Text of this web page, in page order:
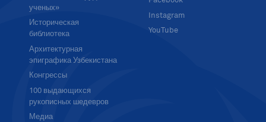
ученых»
Историческая
библиотека
Архитектурная
эпиграфика Узбекистана
Конгрессы
100 выдающихся
рукописных шедевров
Медиа
Instagram
YouTube